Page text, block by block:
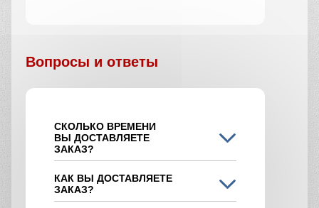
Вопросы и ответы
СКОЛЬКО ВРЕМЕНИ
ВЫ ДОСТАВЛЯЕТЕ
ЗАКАЗ?
КАК ВЫ ДОСТАВЛЯЕТЕ
ЗАКАЗ?